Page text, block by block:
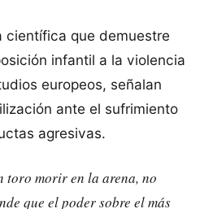
científica que demuestre
infantil a la violencia
europeos, señalan
ante el sufrimiento
agresivas.
toro morir en la arena, no
que el poder sobre el más